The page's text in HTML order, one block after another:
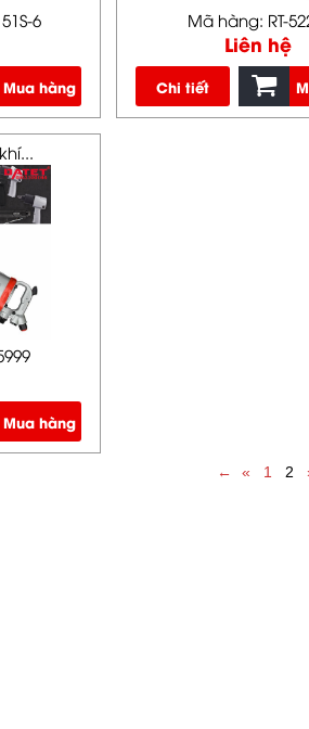
6
Mua hàng
Mã hàng: RT-
Liên hệ
Chi tiết
Mua hàng
← « 1 2